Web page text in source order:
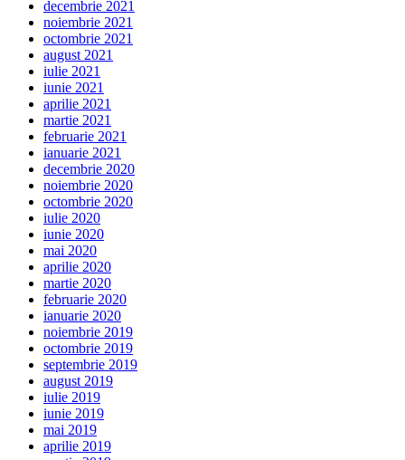
decembrie 2021
noiembrie 2021
octombrie 2021
august 2021
iulie 2021
iunie 2021
aprilie 2021
martie 2021
februarie 2021
ianuarie 2021
decembrie 2020
noiembrie 2020
octombrie 2020
iulie 2020
iunie 2020
mai 2020
aprilie 2020
martie 2020
februarie 2020
ianuarie 2020
noiembrie 2019
octombrie 2019
septembrie 2019
august 2019
iulie 2019
iunie 2019
mai 2019
aprilie 2019